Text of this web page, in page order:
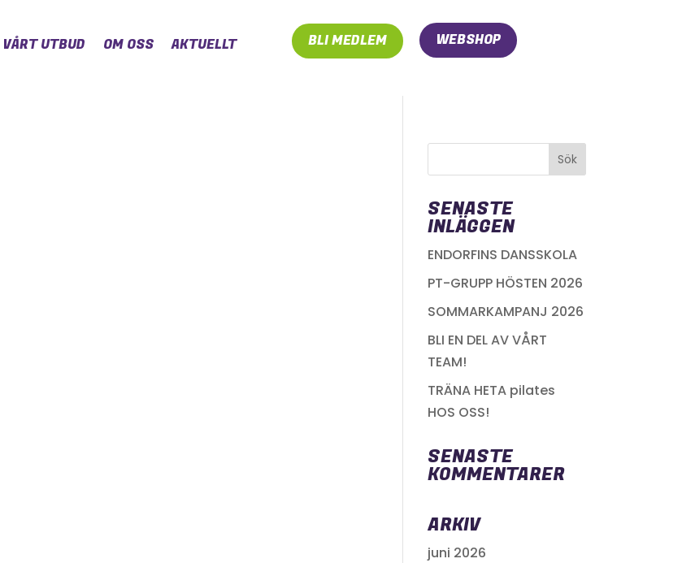
VÅRT UTBUD OM OSS AKTUELLT BLI MEDLEM WEBSHOP
SENASTE
INLÄGGEN
ENDORFINS DANSSKOLA
PT-GRUPP HÖSTEN 2026
SOMMARKAMPANJ 2026
BLI EN DEL AV VÅRT
TEAM!
TRÄNA HETA pilates
HOS OSS!
SENASTE
KOMMENTARER
ARKIV
juni 2026